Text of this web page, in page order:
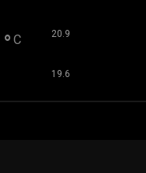
° C 20.9
19.6